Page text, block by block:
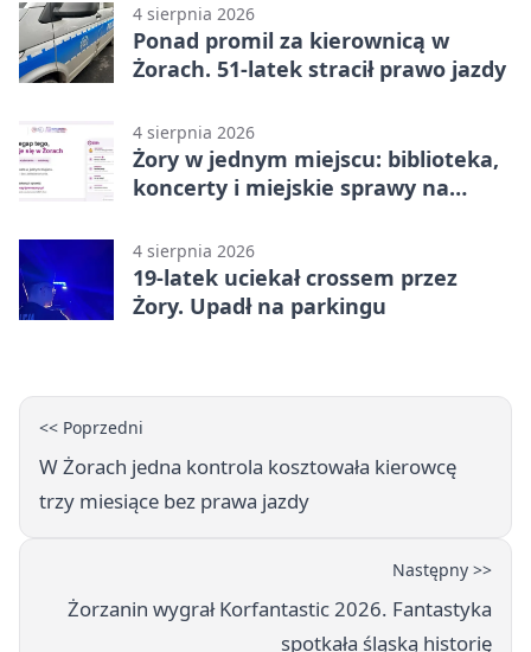
4 sierpnia 2026
Ponad promil za kierownicą w
Żorach. 51-latek stracił prawo jazdy
4 sierpnia 2026
Żory w jednym miejscu: biblioteka,
koncerty i miejskie sprawy na
4 sierpnia 2026
19-latek uciekał crossem przez
Żory. Upadł na parkingu
<< Poprzedni
W Żorach jedna kontrola kosztowała kierowcę
trzy miesiące bez prawa jazdy
Następny >>
Żorzanin wygrał Korfantastic 2026. Fantastyka
spotkała śląską historię